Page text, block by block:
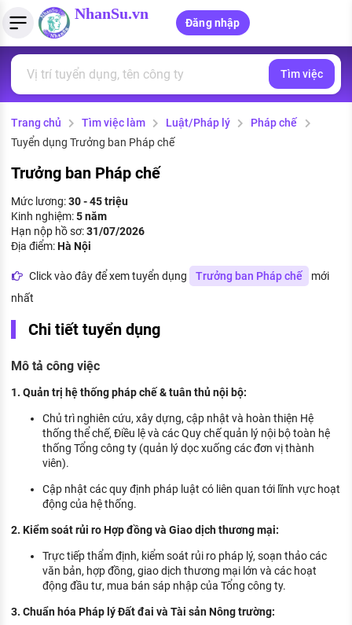
NhanSu.vn
Đăng nhập
Tìm việc làm
Việc làm ngành luật
Việc làm tốt nhất
CÔNG TY
Danh sách nhà tuyển dụng
Quản lý CV
Tải CV lên
MẪU CV THEO STYLE
Mẫu CV đơn giản
Mẫu CV hiện đại
Tính lương Gross - Net
Tính thuế thu nhập cá nhân
PHÁP LUẬT VIỆT NAM
Văn bản pháp luật
Chính sách mới
PHÁP LUẬT LAO ĐỘNG
Lao động và tiền lương
Bảo hiểm và phúc lợi
Thuế thu nhập
Chính sách lao động
KHÁM PHÁ NGHỀ NGHIỆP
Tử vi nghề nghiệp
Kỹ năng nghề nghiệp
HƯỚNG NGHIỆP VIỆC LÀM
Xu hướng việc làm
NHÂN SỰ
TUYỂN DỤNG VIỆC LÀM
Tìm việc
Trang chủ Tìm việc làm Luật/Pháp lý
Pháp chế
Tuyển dụng Trưởng ban Pháp chế
Trưởng ban Pháp chế
Mức lương:30 - 45 triệu
Kinh nghiệm:5 năm
Hạn nộp hồ sơ:31/07/2026
Địa điểm:Hà Nội
Click vào đây để xem tuyển dụng Trưởng ban Pháp chế
mới
nhất
Chi tiết tuyển dụng
Mô tả công việc
1. Quản trị hệ thống pháp chế & tuân thủ nội bộ:
Chủ trì nghiên cứu, xây dựng, cập nhật và hoàn thiện Hệ
thống thể chế, Điều lệ và các Quy chế quản lý nội bộ toàn hệ
thống Tổng công ty (quản lý dọc xuống các đơn vị thành
viên).
Cập nhật các quy định pháp luật có liên quan tới lĩnh vực hoạt
động của hệ thống.
2. Kiểm soát rủi ro Hợp đồng và Giao dịch thương mại:
Trực tiếp thẩm định, kiểm soát rủi ro pháp lý, soạn thảo các
văn bản, hợp đồng, giao dịch thương mại lớn và các hoạt
động đầu tư, mua bán sáp nhập của Tổng công ty.
3. Chuẩn hóa Pháp lý Đất đai và Tài sản Nông trường: